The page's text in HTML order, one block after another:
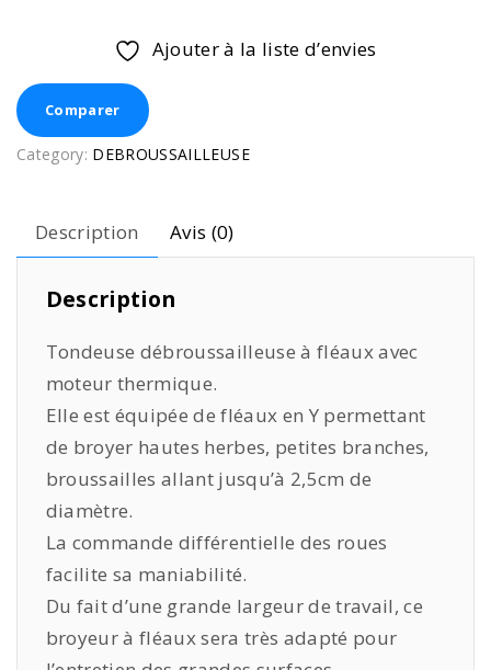
Ajouter à la liste d’envies
Comparer
Category: DEBROUSSAILLEUSE
Description Avis (0)
Description
Tondeuse débroussailleuse à fléaux avec
moteur thermique.
Elle est équipée de fléaux en Y permettant
de broyer hautes herbes, petites branches,
broussailles allant jusqu’à 2,5cm de
diamètre.
La commande différentielle des roues
facilite sa maniabilité.
Du fait d’une grande largeur de travail, ce
broyeur à fléaux sera très adapté pour